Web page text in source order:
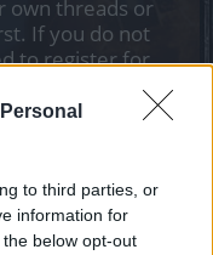
to third parties, or
information for
below opt-out
own threads or
If you do not
to register for